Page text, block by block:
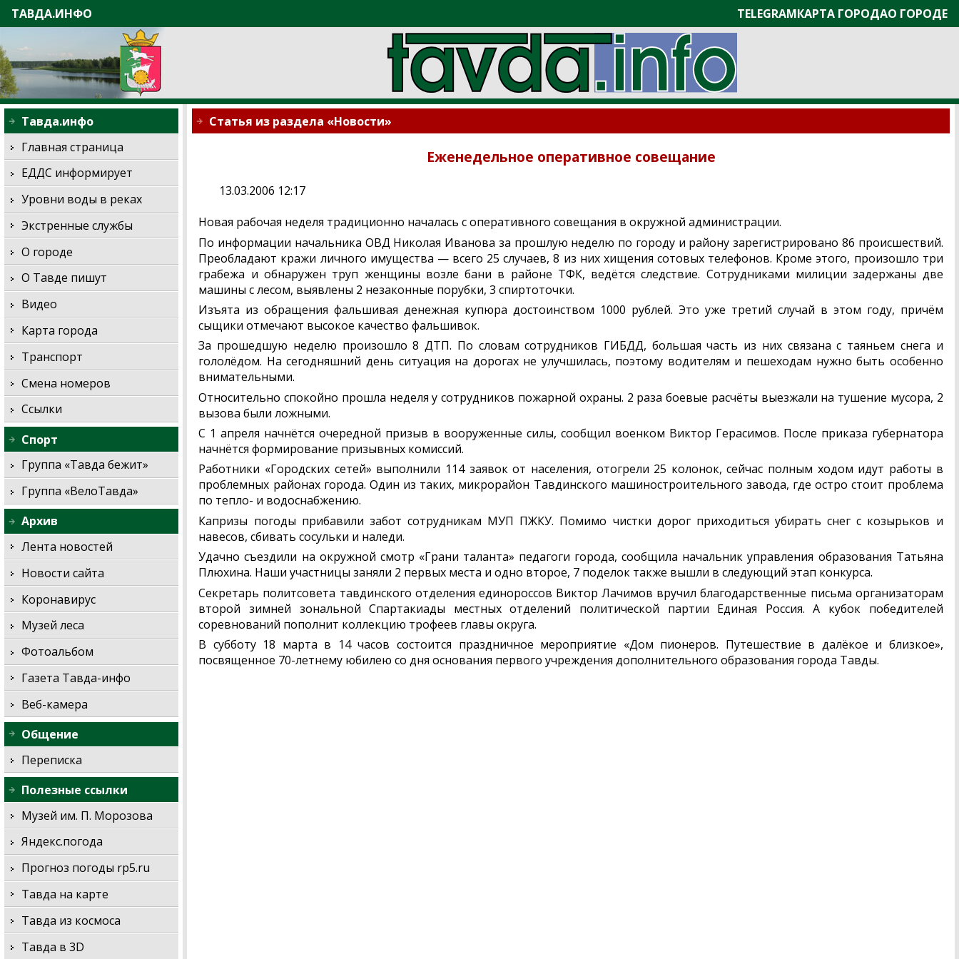
ТАВДА.ИНФО TELEGRAMКАРТА ГОРОДАО ГОРОДЕ
Статья из раздела «Новости»
Еженедельное оперативное совещание
13.03.2006 12:17
Новая рабочая неделя традиционно началась с оперативного совещания в окружной администрации.
По информации начальника ОВД Николая Иванова за прошлую неделю по городу и району зарегистрировано 86 происшествий.
Преобладают кражи личного имущества — всего 25 случаев, 8 из них хищения сотовых телефонов. Кроме этого, произошло три
грабежа и обнаружен труп женщины возле бани в районе ТФК, ведётся следствие. Сотрудниками милиции задержаны две
машины с лесом, выявлены 2 незаконные порубки, 3 спиртоточки.
Изъята из обращения фальшивая денежная купюра достоинством 1000 рублей. Это уже третий случай в этом году, причём
сыщики отмечают высокое качество фальшивок.
За прошедшую неделю произошло 8 ДТП. По словам сотрудников ГИБДД, большая часть из них связана с таяньем снега и
гололёдом. На сегодняшний день ситуация на дорогах не улучшилась, поэтому водителям и пешеходам нужно быть особенно
внимательными.
Относительно спокойно прошла неделя у сотрудников пожарной охраны. 2 раза боевые расчёты выезжали на тушение мусора, 2
вызова были ложными.
С 1 апреля начнётся очередной призыв в вооруженные силы, сообщил военком Виктор Герасимов. После приказа губернатора
начнётся формирование призывных комиссий.
Работники «Городских сетей» выполнили 114 заявок от населения, отогрели 25 колонок, сейчас полным ходом идут работы в
проблемных районах города. Один из таких, микрорайон Тавдинского машиностроительного завода, где остро стоит проблема
по тепло- и водоснабжению.
Капризы погоды прибавили забот сотрудникам МУП ПЖКУ. Помимо чистки дорог приходиться убирать снег с козырьков и
навесов, сбивать сосульки и наледи.
Удачно съездили на окружной смотр «Грани таланта» педагоги города, сообщила начальник управления образования Татьяна
Плюхина. Наши участницы заняли 2 первых места и одно второе, 7 поделок также вышли в следующий этап конкурса.
Секретарь политсовета тавдинского отделения единороссов Виктор Лачимов вручил благодарственные письма организаторам
второй зимней зональной Спартакиады местных отделений политической партии Единая Россия. А кубок победителей
соревнований пополнит коллекцию трофеев главы округа.
В субботу 18 марта в 14 часов состоится праздничное мероприятие «Дом пионеров. Путешествие в далёкое и близкое»,
посвященное 70-летнему юбилею со дня основания первого учреждения дополнительного образования города Тавды.
Тавда.инфо
Главная страница
ЕДДС информирует
Уровни воды в реках
Экстренные службы
О городе
О Тавде пишут
Видео
Карта города
Транспорт
Смена номеров
Ссылки
Спорт
Группа «Тавда бежит»
Группа «ВелоТавда»
Архив
Лента новостей
Новости сайта
Коронавирус
Музей леса
Фотоальбом
Газета Тавда-инфо
Веб-камера
Общение
Переписка
Полезные ссылки
Музей им. П. Морозова
Яндекс.погода
Прогноз погоды rp5.ru
Тавда на карте
Тавда из космоса
Тавда в 3D